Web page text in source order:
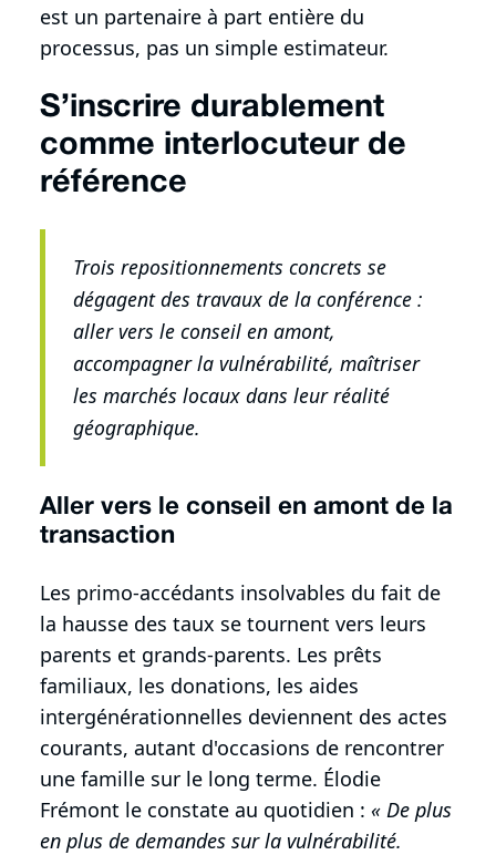
est un partenaire à part entière du
processus, pas un simple estimateur.
S’inscrire durablement
comme interlocuteur de
référence
Trois repositionnements concrets se
dégagent des travaux de la conférence :
aller vers le conseil en amont,
accompagner la vulnérabilité, maîtriser
les marchés locaux dans leur réalité
géographique.
Aller vers le conseil en amont de la
transaction
Les primo-accédants insolvables du fait de
la hausse des taux se tournent vers leurs
parents et grands-parents. Les prêts
familiaux, les donations, les aides
intergénérationnelles deviennent des actes
courants, autant d'occasions de rencontrer
une famille sur le long terme. Élodie
Frémont le constate au quotidien : « De plus
en plus de demandes sur la vulnérabilité.